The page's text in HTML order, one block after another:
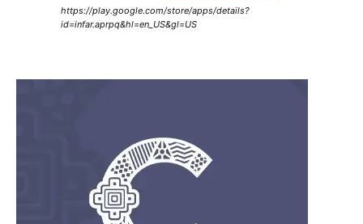
https://play.google.com/store/apps/details?
id=infar.aprpq&hl=en_US&gl=US